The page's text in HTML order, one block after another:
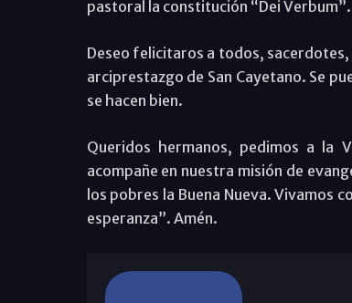
pastoral la constitución “Dei Verbum”.
Deseo felicitaros a todos,
arciprestazgo de San Cayetano. Se
se hacen bien.
Queridos hermanos, pedimos a la
acompañe en nuestra misión de
los pobres la Buena Nueva. Vivamos
esperanza”. Amén.